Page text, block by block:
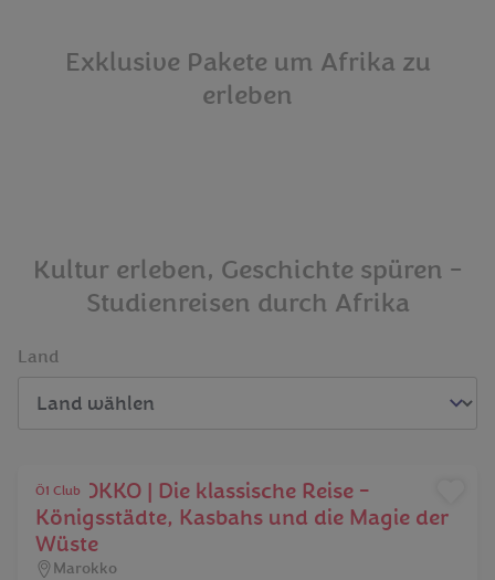
Exklusive Pakete um Afrika zu
erleben
Kultur erleben, Geschichte spüren -
Studienreisen durch Afrika
Land
Ö1 Club
MAROKKO | Die klassische Reise -
Königsstädte, Kasbahs und die Magie der
Wüste
Marokko